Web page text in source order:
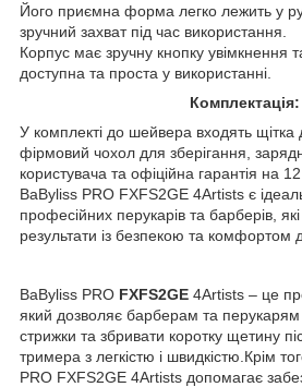
Його приємна форма легко лежить у
зручний захват під час використання.
Корпус має зручну кнопку увімкнення
доступна та проста у використанні.
Комплектація:
У комплекті до шейвера входять
фірмовий чохол для зберігання,
користувача та офіційна гарантія на
BaByliss PRO FXFS2GE 4Artists є
професійних перукарів та барберів,
результати із безпекою та комфортом
BaByliss PRO FXFS2GE 4Artists – це
який дозволяє барберам та перукарям
стрижки та збривати коротку щетину
тримера з легкістю і швидкістю.Крім
PRO FXFS2GE 4Artists допомагає